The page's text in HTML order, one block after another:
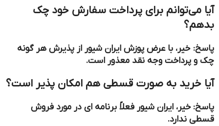
آیا می‌توانم برای پرداخت سفارش خود چک
بدهم؟
پاسخ: خیر، با عرض پوزش ایران شیور از پذیرش هر گونه
چک و پرداخت وجه نقد معذور است.
آیا خرید به صورت قسطی هم امکان پذیر است؟
پاسخ: خیر، ایران شیور فعلاً برنامه ای در مورد فروش
قسطی ندارد.